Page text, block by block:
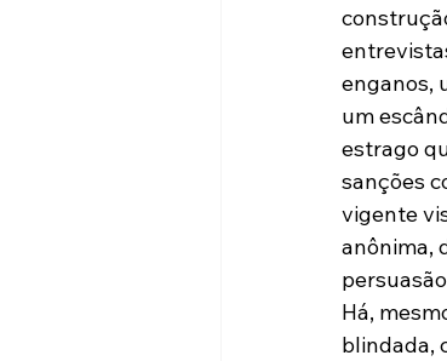
enganos,
um
estrago
sanções
vigente
anônima,
Há,
blindada,